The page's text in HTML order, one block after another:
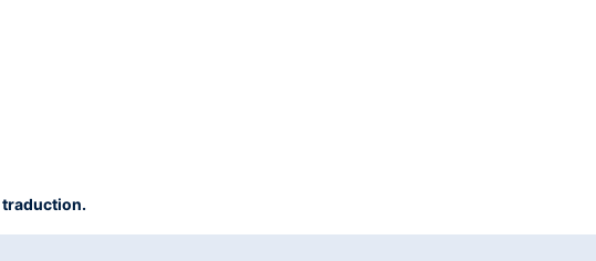
traduction.